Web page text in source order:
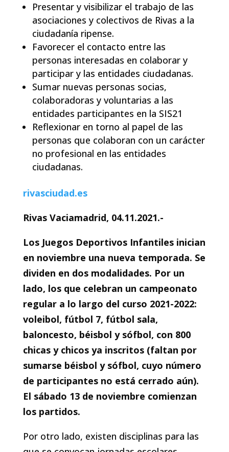
Presentar y visibilizar el trabajo de las
asociaciones y colectivos de Rivas a la
ciudadanía ripense.
Favorecer el contacto entre las
personas interesadas en colaborar y
participar y las entidades ciudadanas.
Sumar nuevas personas socias,
colaboradoras y voluntarias a las
entidades participantes en la SIS21
Reflexionar en torno al papel de las
personas que colaboran con un carácter
no profesional en las entidades
ciudadanas.
rivasciudad.es
Rivas Vaciamadrid, 04.11.2021.-
Los Juegos Deportivos Infantiles inician
en noviembre una nueva temporada. Se
dividen en dos modalidades. Por un
lado, los que celebran un campeonato
regular a lo largo del curso 2021-2022:
voleibol, fútbol 7, fútbol sala,
baloncesto, béisbol y sófbol, con 800
chicas y chicos ya inscritos (faltan por
sumarse béisbol y sófbol, cuyo número
de participantes no está cerrado aún).
El sábado 13 de noviembre comienzan
los partidos.
Por otro lado, existen disciplinas para las